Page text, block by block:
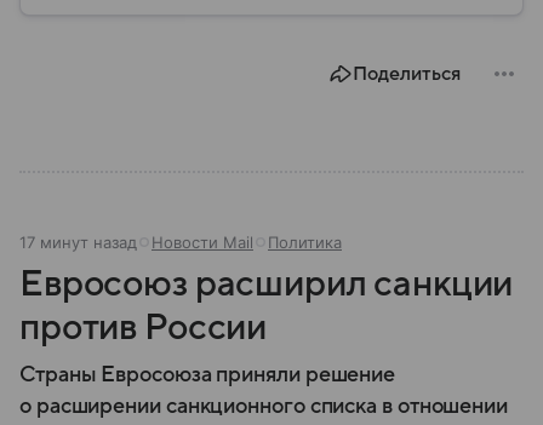
Разбираемся, как устроена Госдума, какие
Поделиться
17 минут назад Новости Mail Политика
Евросоюз расширил санкции
против России
Страны Евросоюза приняли решение
о расширении санкционного списка в отношении